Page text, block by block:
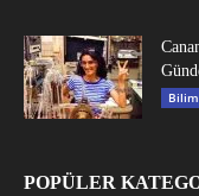
Bilim
POPÜLER